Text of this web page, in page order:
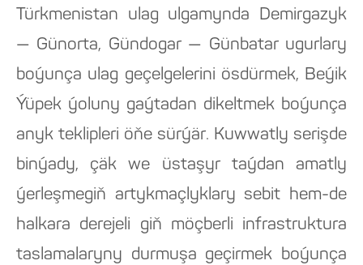
Türkmenistan ulag ulgamynda Demirgazyk
— Günorta, Gündogar — Günbatar ugurlary
boýunça ulag geçelgelerini ösdürmek, Beýik
Ýüpek ýoluny gaýtadan dikeltmek boýunça
anyk teklipleri öňe sürýär. Kuwwatly serişde
binýady, çäk we üstaşyr taýdan amatly
ýerleşmegiň artykmaçlyklary sebit hem-de
halkara derejeli giň möçberli infrastruktura
taslamalaryny durmuşa geçirmek boýunça